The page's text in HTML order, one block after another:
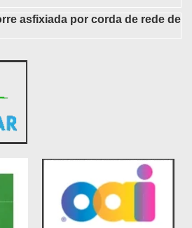
asfixiada por corda de rede de